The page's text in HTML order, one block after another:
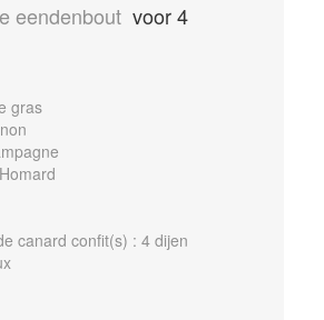
eendenbout voor 4
gras
canard confit(s) : 4 dijen